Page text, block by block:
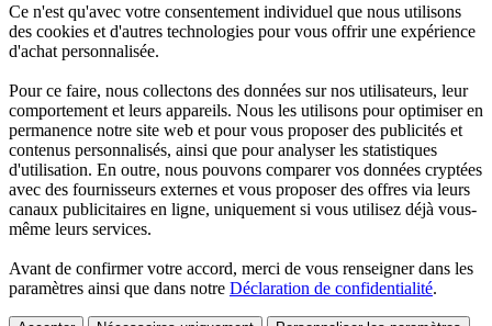
Ce n'est qu'avec votre consentement individuel que nous utilisons
des cookies et d'autres technologies pour vous offrir une expérience
d'achat personnalisée.
Pour ce faire, nous collectons des données sur nos utilisateurs, leur
comportement et leurs appareils. Nous les utilisons pour optimiser en
permanence notre site web et pour vous proposer des publicités et
contenus personnalisés, ainsi que pour analyser les statistiques
d'utilisation. En outre, nous pouvons comparer vos données cryptées
avec des fournisseurs externes et vous proposer des offres via leurs
canaux publicitaires en ligne, uniquement si vous utilisez déjà vous-
même leurs services.
Avant de confirmer votre accord, merci de vous renseigner dans les
paramètres ainsi que dans notre Déclaration de confidentialité.